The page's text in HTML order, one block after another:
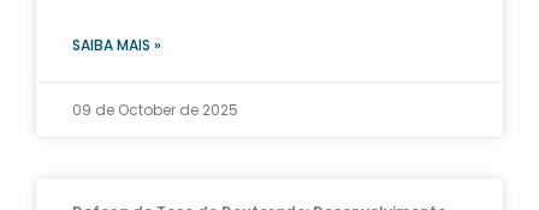
SAIBA MAIS »
09 de October de 2025